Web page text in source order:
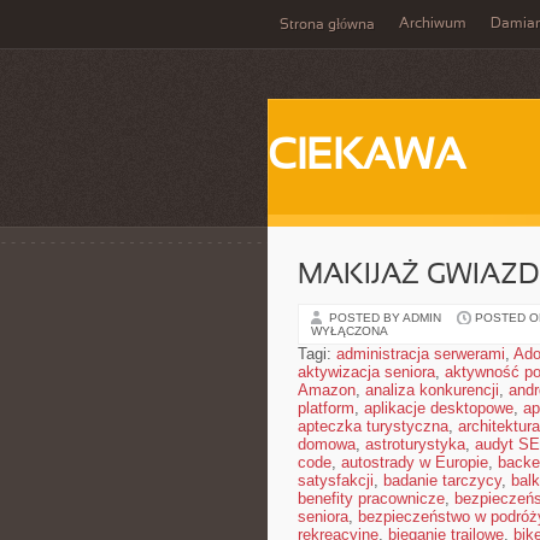
Strona główna Archiwum
CIEKAWA
MAKIJAŻ GWIAZD
POSTED BY ADMIN POSTED
WYŁĄCZONA
Tagi: administracja serwerami,
aktywizacja seniora, aktywność
Amazon, analiza konkurencji,
platform, aplikacje desktopowe,
apteczka turystyczna,
domowa, astroturystyka, audyt
code, autostrady w Europie,
satysfakcji, badanie tarczycy,
benefity pracownicze,
seniora, bezpieczeństwo w
rekreacyjne, bieganie trailowe,